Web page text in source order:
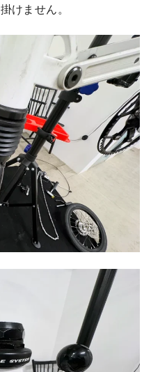
けません。